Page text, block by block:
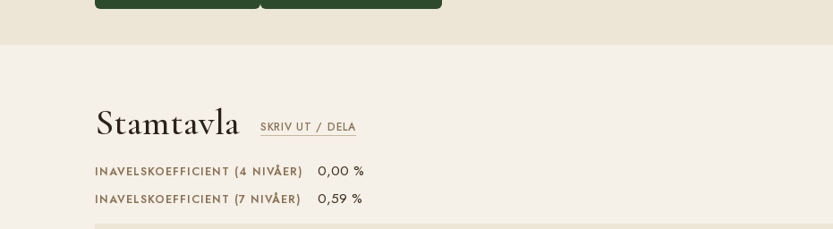
Stamtavla SKRIV UT / DELA
INAVELSKOEFFICIENT (4 NIVÅER) 0,00 %
INAVELSKOEFFICIENT (7 NIVÅER) 0,59 %